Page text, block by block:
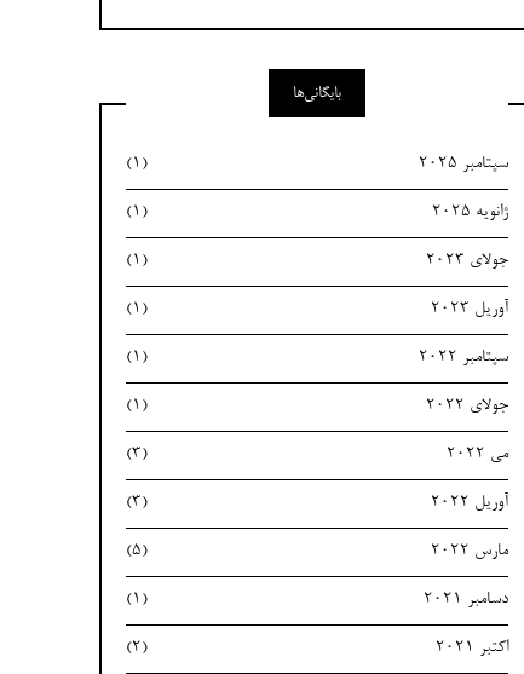
بایگانی‌ها
سپتامبر 2025 (1)
ژانویه 2025 (1)
جولای 2023 (1)
آوریل 2023 (1)
سپتامبر 2022 (1)
جولای 2022 (1)
می 2022 (3)
آوریل 2022 (3)
مارس 2022 (5)
دسامبر 2021 (1)
اکتبر 2021 (2)